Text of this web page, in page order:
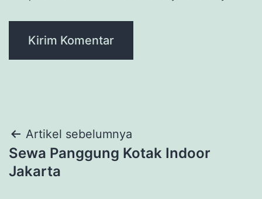
Navigasi
pos
Artikel sebelumnya
Sewa Panggung Kotak Indoor
Jakarta